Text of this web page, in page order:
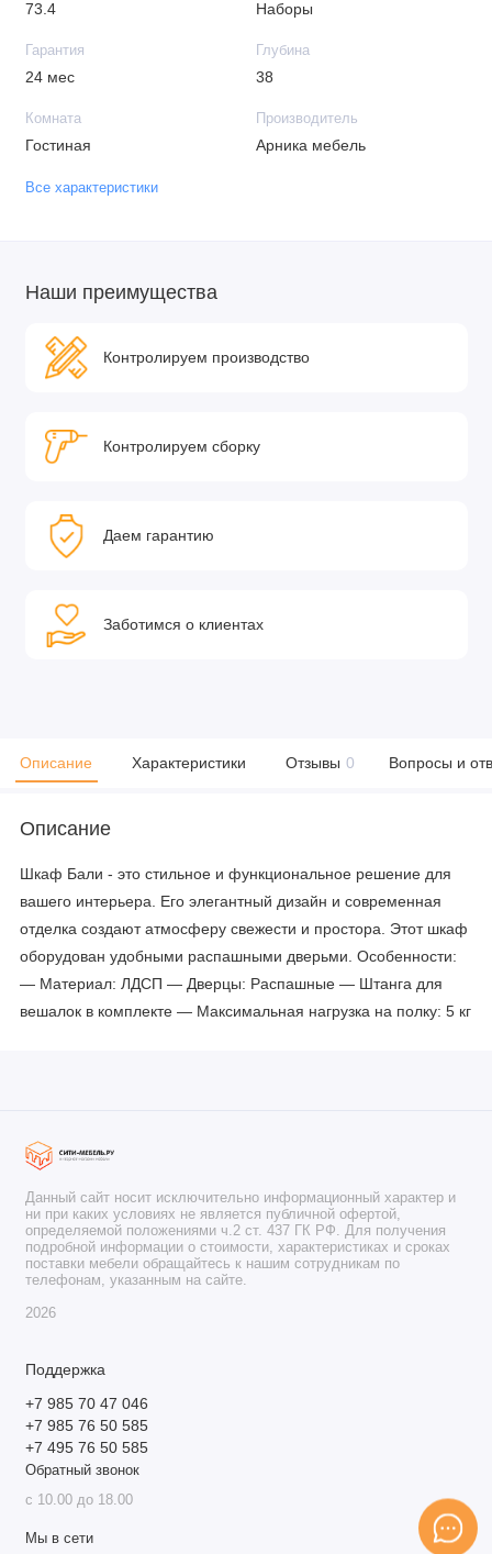
73.4 Наборы
Гарантия
24 мес
Глубина
38
Комната
Гостиная
Производитель
Арника мебель
Все характеристики
Наши преимущества
Контролируем производство
Контролируем сборку
Даем гарантию
Заботимся о клиентах
Описание Характеристики Отзывы 0 Вопросы и
Описание
Шкаф Бали - это стильное и функциональное решение для
вашего интерьера. Его элегантный дизайн и современная
отделка создают атмосферу свежести и простора. Этот шкаф
оборудован удобными распашными дверьми. Особенности:
— Материал: ЛДСП — Дверцы: Распашные — Штанга для
вешалок в комплекте — Максимальная нагрузка на полку: 5 кг
Данный сайт носит исключительно информационный характер и
ни при каких условиях не является публичной офертой,
определяемой положениями ч.2 ст. 437 ГК РФ. Для получения
подробной информации о стоимости, характеристиках и сроках
поставки мебели обращайтесь к нашим сотрудникам по
телефонам, указанным на сайте.
2026
Поддержка
+7 985 70 47 046
+7 985 76 50 585
+7 495 76 50 585
Обратный звонок
с 10.00 до 18.00
Мы в сети